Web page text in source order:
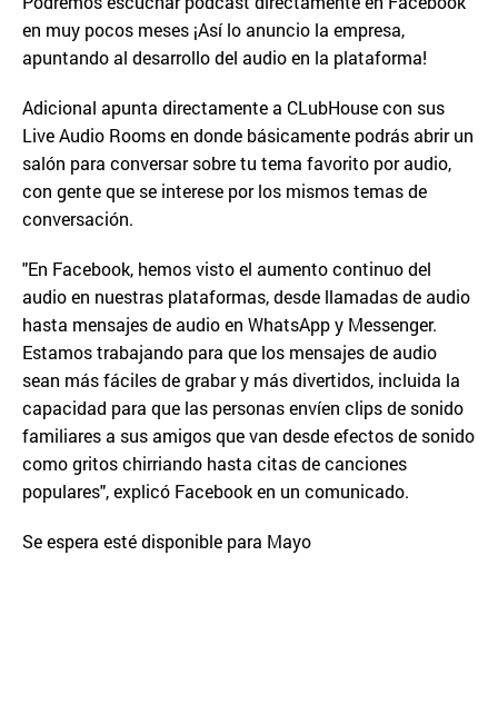
en muy pocos meses ¡Así lo anuncio la empresa,
apuntando al desarrollo del audio en la plataforma!
Adicional apunta directamente a CLubHouse con sus
Live Audio Rooms en donde básicamente podrás abrir un
salón para conversar sobre tu tema favorito por audio,
con gente que se interese por los mismos temas de
conversación.
"En Facebook, hemos visto el aumento continuo del
audio en nuestras plataformas, desde llamadas de audio
hasta mensajes de audio en WhatsApp y Messenger.
Estamos trabajando para que los mensajes de audio
sean más fáciles de grabar y más divertidos, incluida la
capacidad para que las personas envíen clips de sonido
familiares a sus amigos que van desde efectos de sonido
como gritos chirriando hasta citas de canciones
populares", explicó Facebook en un comunicado.
Se espera esté disponible para Mayo